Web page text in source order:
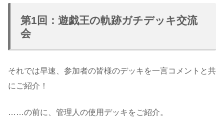
第1回：遊戯王の軌跡ガチデッキ交流
会
それでは早速、参加者の皆様のデッキを一言コメントと共
にご紹介！
……の前に、管理人の使用デッキをご紹介。